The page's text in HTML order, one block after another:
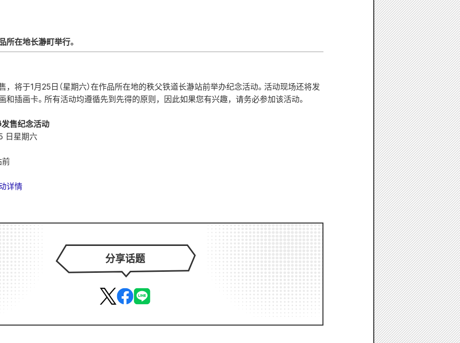
所在地长瀞町举行。
，将于1月25日（星期六）在作品所在地的秩父铁道长瀞站前举办纪念活动。活动现场还将发
和插画卡。所有活动均遵循先到先得的原则，因此如果您有兴趣，请务必参加该活动。
发售纪念活动
日星期六
前
详情
分享话题